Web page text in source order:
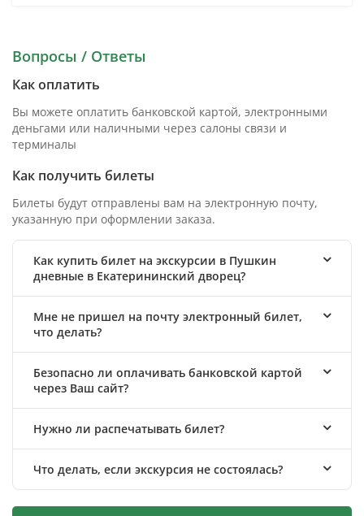
Вопросы / Ответы
Как оплатить
Вы можете оплатить банковской картой, электронными
деньгами или наличными через салоны связи и
терминалы
Как получить билеты
Билеты будут отправлены вам на электронную почту,
указанную при оформлении заказа.
Как купить билет на экскурсии в Пушкин
дневные в Екатерининский дворец?
Мне не пришел на почту электронный билет,
что делать?
Безопасно ли оплачивать банковской картой
через Ваш сайт?
Нужно ли распечатывать билет?
Что делать, если экскурсия не состоялась?